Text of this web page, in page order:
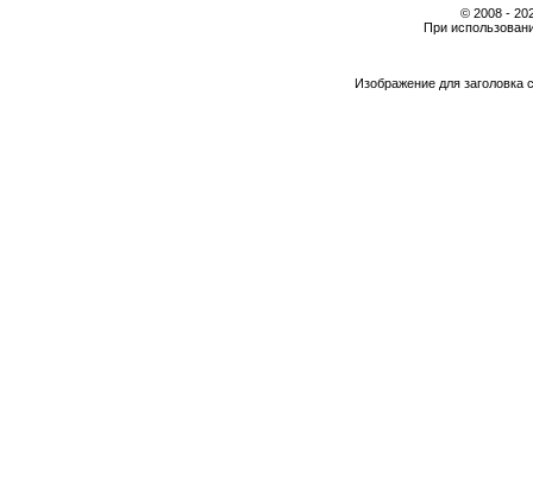
© 2008 -
При
Изображение для